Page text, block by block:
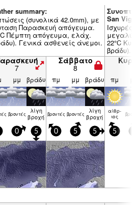
summary:
(συνολικά 42.0mm), με
Παρασκευή απόγευμα.
Πέμπτη απόγευμα, ελάχ.
Γενικά ασθενείς άνεμοι.
San
22°C
βράδυ).
7
Σάββατο
8
μμ βράδυ πμ μμ βράδυ πμ
βρον­τές λίγη
βροχή βρον­τές βρον­τές λίγη
βροχή
αίθρ­
ιος
0 5 0 5 5 5